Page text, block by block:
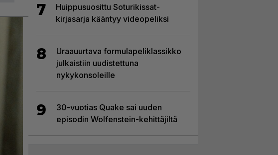
7
Huippusuosittu Soturikissat-
kirjasarja kääntyy videopeliksi
8
Uraauurtava formulapeliklassikko
julkaistiin uudistettuna
nykykonsoleille
9
30-vuotias Quake sai uuden
episodin Wolfenstein-kehittäjiltä